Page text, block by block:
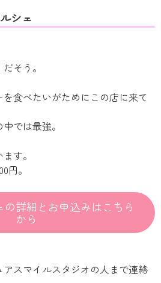
シェ
そう。
食べたいがためにこの店に来て
では最強。
す。
円。
の詳細とお申込みはこちら
から
スマイルスタジオの人まで連絡